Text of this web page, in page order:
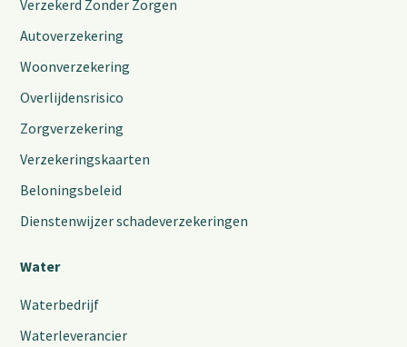
Verzekerd Zonder Zorgen
Autoverzekering
Woonverzekering
Overlijdensrisico
Zorgverzekering
Verzekeringskaarten
Beloningsbeleid
Dienstenwijzer schadeverzekeringen
Water
Waterbedrijf
Waterleverancier